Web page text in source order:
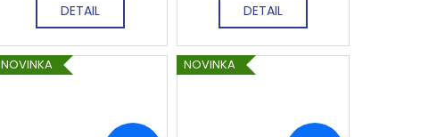
DETAIL DETAIL
NOVINKA NOVINKA